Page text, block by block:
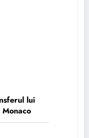
lui